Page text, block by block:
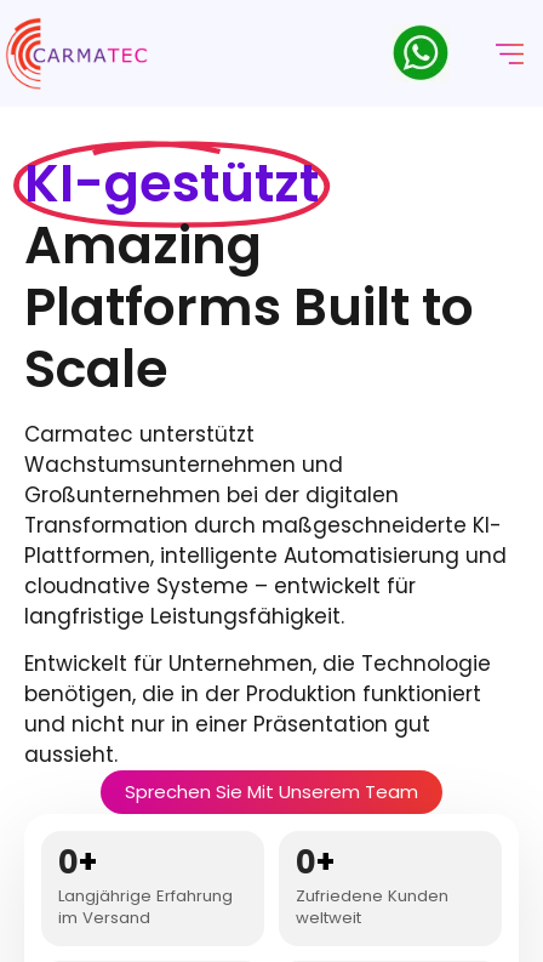
KI-gestützt
Amazing
Platforms Built to
Scale
Carmatec unterstützt
Wachstumsunternehmen und
Großunternehmen bei der digitalen
Transformation durch maßgeschneiderte KI-
Plattformen, intelligente Automatisierung und
cloudnative Systeme – entwickelt für
langfristige Leistungsfähigkeit.
Entwickelt für Unternehmen, die Technologie
benötigen, die in der Produktion funktioniert
und nicht nur in einer Präsentation gut
aussieht.
Sprechen Sie Mit Unserem Team
0+
Langjährige Erfahrung
im Versand
0+
Zufriedene Kunden
weltweit